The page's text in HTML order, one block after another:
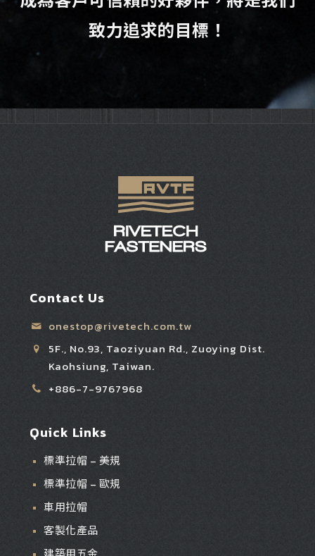
致力追求的目標！
Contact Us
onestop@rivetech.com.tw
5F., No.93, Taoziyuan Rd., Zuoying Dist.
Kaohsiung, Taiwan.
+886-7-9767968
Quick Links
標準拉帽 – 美規
標準拉帽 – 歐規
車用拉帽
客製化產品